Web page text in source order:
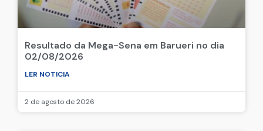
Resultado da Mega-Sena em Barueri no dia
02/08/2026
LER NOTICIA
2 de agosto de 2026